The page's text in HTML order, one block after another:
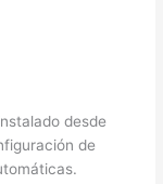
desde
de